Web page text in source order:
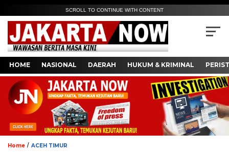
SCROLL TO CONTINUE WITH CONTENT
HOME NASIONAL DAERAH HUKUM & KRIMINAL
Home / ACEH TIMUR